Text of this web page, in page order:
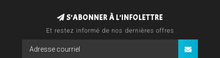
S'ABONNER À L'INFOLETTRE
Et restez informé de nos dernières offres